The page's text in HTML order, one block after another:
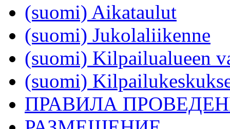
(suomi) Aikataulut
(suomi) Jukolaliikenne
(suomi) Kilpailualueen
(suomi)
ПРАВИЛА